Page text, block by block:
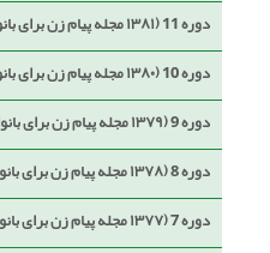
دوره 11 (۱۳۸۱ مجله پیام زن برای بانوان)
دوره 10 (۱۳۸۰ مجله پیام زن برای بانوان)
دوره 9 (۱۳۷۹ مجله پیام زن برای بانوان)
دوره 8 (۱۳۷۸ مجله پیام زن برای بانوان)
دوره 7 (۱۳۷۷ مجله پیام زن برای بانوان)